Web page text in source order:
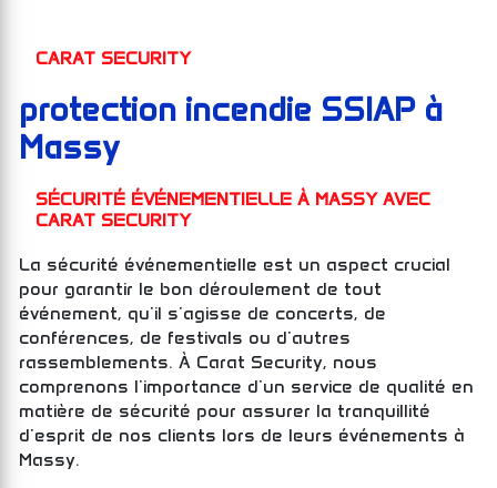
CARAT SECURITY
protection incendie SSIAP à
Massy
SÉCURITÉ ÉVÉNEMENTIELLE À MASSY AVEC
CARAT SECURITY
La sécurité événementielle est un aspect crucial
pour garantir le bon déroulement de tout
événement, qu'il s'agisse de concerts, de
conférences, de festivals ou d'autres
rassemblements. À Carat Security, nous
comprenons l'importance d'un service de qualité en
matière de sécurité pour assurer la tranquillité
d'esprit de nos clients lors de leurs événements à
Massy.